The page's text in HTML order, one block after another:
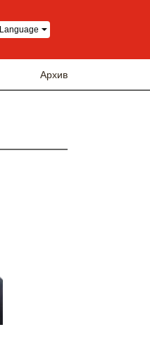
Language
Архив